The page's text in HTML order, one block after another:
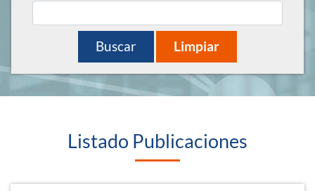
Buscar Limpiar
Listado Publicaciones